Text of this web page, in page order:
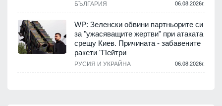
БЪЛГАРИЯ 06.08.2026г.
WP: Зеленски обвини партньорите си
за "ужасяващите жертви" при атаката
срещу Киев. Причината - забавените
ракети "Пейтри
РУСИЯ И УКРАЙНА 06.08.2026г.